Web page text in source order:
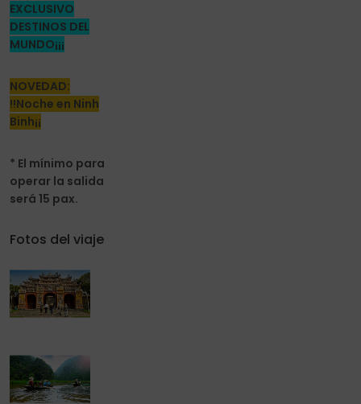
EXCLUSIVO
DESTINOS DEL
MUNDO¡¡¡
NOVEDAD:
!!Noche en Ninh
Binh¡¡
* El mínimo para
operar la salida
será 15 pax.
Fotos del viaje